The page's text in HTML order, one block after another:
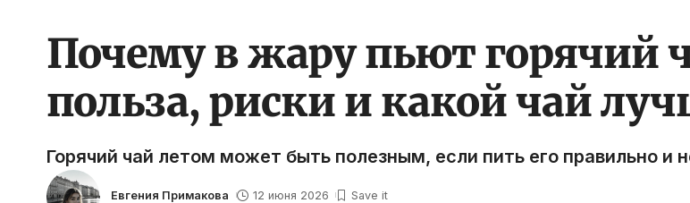
Почему в жару пьют горячий
польза, риски и какой чай
Горячий чай летом может быть полезным, если пить его правильно и
Евгения Примакова 12 июня 2026